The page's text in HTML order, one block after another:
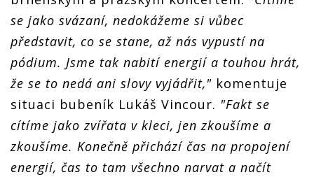
se jako svázaní, nedokážeme si vůbec
představit, co se stane, až nás vypustí na
pódium. Jsme tak nabití energií a touhou hrát,
že se to nedá ani slovy vyjádřit," komentuje
situaci bubeník Lukáš Vincour. "Fakt se
cítíme jako zvířata v kleci, jen zkoušíme a
zkoušíme. Konečně přichází čas na propojení
energií, čas to tam všechno narvat a načít